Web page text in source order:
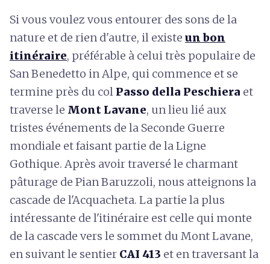
Si vous voulez vous entourer des sons de la
nature et de rien d'autre, il existe un bon
itinéraire, préférable à celui très populaire de
San Benedetto in Alpe, qui commence et se
termine près du col Passo della Peschiera et
traverse le Mont Lavane, un lieu lié aux
tristes événements de la Seconde Guerre
mondiale et faisant partie de la Ligne
Gothique. Après avoir traversé le charmant
pâturage de Pian Baruzzoli, nous atteignons la
cascade de l'Acquacheta. La partie la plus
intéressante de l'itinéraire est celle qui monte
de la cascade vers le sommet du Mont Lavane,
en suivant le sentier CAI 413 et en traversant la